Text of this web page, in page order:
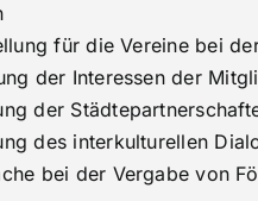
für die Vereine bei
der Interessen der
der
des interkulturellen
bei der Vergabe von